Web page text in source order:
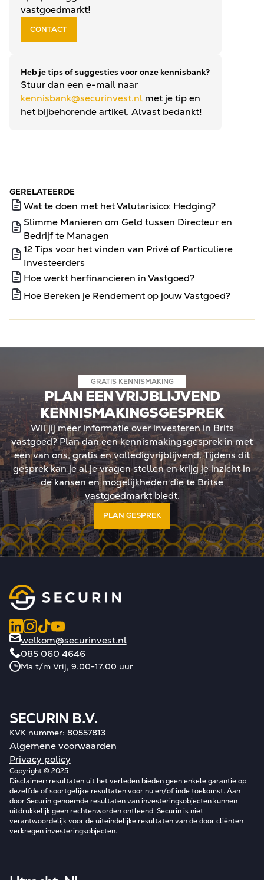
vastgoedmarkt!
CONTACT
Heb je tips of suggesties voor onze kennisbank?
Stuur dan een e-mail naar
kennisbank@securinvest.nl met je tip en
het bijbehorende artikel. Alvast bedankt!
GERELATEERDE
Wat te doen met het Valutarisico: Hedging?
Slimme Manieren om Geld tussen Directeur en
Bedrijf te Managen
12 Tips voor het vinden van Privé of Particuliere
Investeerders
Hoe werkt herfinancieren in Vastgoed?
Hoe Bereken je Rendement op jouw Vastgoed?
GRATIS KENNISMAKING
PLAN EEN VRIJBLIJVEND
KENNISMAKINGSGESPREK
Wil jij meer informatie over investeren in Brits
vastgoed? Plan dan een kennismakingsgesprek in met
een van ons, gratis en volledigvrijblijvend. Tijdens dit
gesprek kan je al je vragen stellen en krijg je inzicht in
de kansen en mogelijkheden die te Britse
vastgoedmarkt biedt.
PLAN GESPREK
welkom@securinvest.nl
085 060 4646
Ma t/m Vrij, 9.00-17.00 uur
SECURIN B.V.
KVK nummer: 80557813
Algemene voorwaarden
Privacy policy
Copyright © 2025
Disclaimer: resultaten uit het verleden bieden geen enkele garantie op
dezelfde of soortgelijke resultaten voor nu en/of inde toekomst. Aan
door Securin genoemde resultaten van investeringsobjecten kunnen
uitdrukkelijk geen rechtenworden ontleend. Securin is niet
verantwoordelijk voor de uiteindelijke resultaten van de door cliënten
verkregen investeringsobjecten.